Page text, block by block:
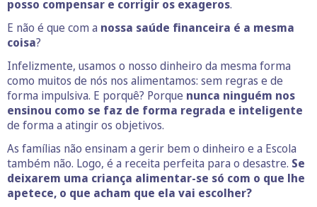
posso compensar e corrigir os exageros.
E não é que com a nossa saúde financeira é a mesma
coisa?
Infelizmente, usamos o nosso dinheiro da mesma forma
como muitos de nós nos alimentamos: sem regras e de
forma impulsiva. E porquê? Porque nunca ninguém nos
ensinou como se faz de forma regrada e inteligente
de forma a atingir os objetivos.
As famílias não ensinam a gerir bem o dinheiro e a Escola
também não. Logo, é a receita perfeita para o desastre. Se
deixarem uma criança alimentar-se só com o que lhe
apetece, o que acham que ela vai escolher?